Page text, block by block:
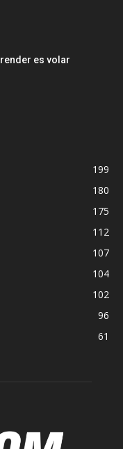
es volar
199
180
175
112
107
104
102
96
61